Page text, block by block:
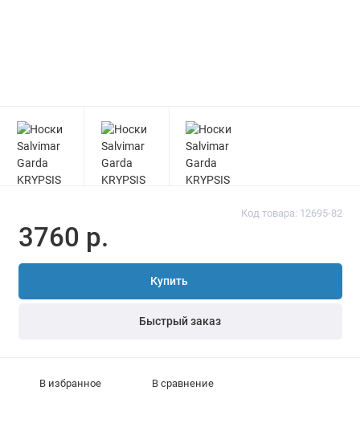
Код товара: 12695-82
3760 р.
Купить
Быстрый заказ
В избранное В сравнение